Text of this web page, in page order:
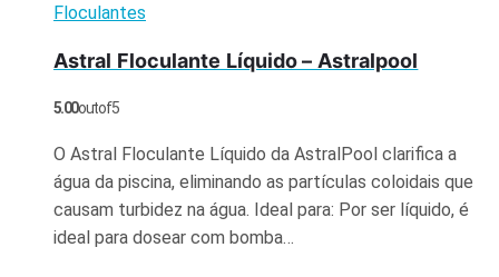
Floculantes
Astral Floculante Líquido – Astralpool
5.00out of 5
O Astral Floculante Líquido da AstralPool clarifica a
água da piscina, eliminando as partículas coloidais que
causam turbidez na água. Ideal para: Por ser líquido, é
ideal para dosear com bomba…